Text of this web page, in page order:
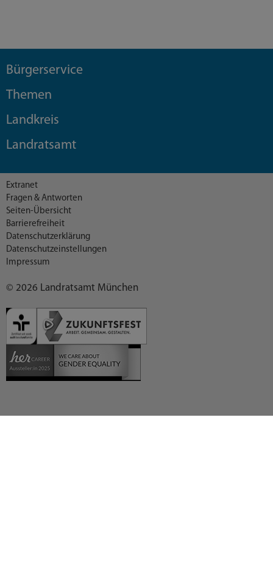
Bürgerservice
Themen
Landkreis
Landratsamt
© 2026 Landratsamt München
Extranet
Fragen & Antworten
Seiten-Übersicht
Barrierefreiheit
Datenschutzerklärung
Datenschutzeinstellungen
Impressum